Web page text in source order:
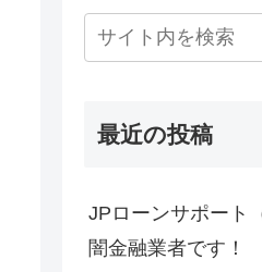
最近の投稿
JPローンサポート
闇金融業者です！